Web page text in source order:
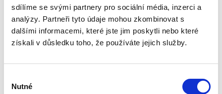
sdílíme se svými partnery pro sociální média, inzerci a
analýzy. Partneři tyto údaje mohou zkombinovat s
dalšími informacemi, které jste jim poskytli nebo které
získali v důsledku toho, že používáte jejich služby.
souhlasu
Nutné
Bewerten Sie das Produkt